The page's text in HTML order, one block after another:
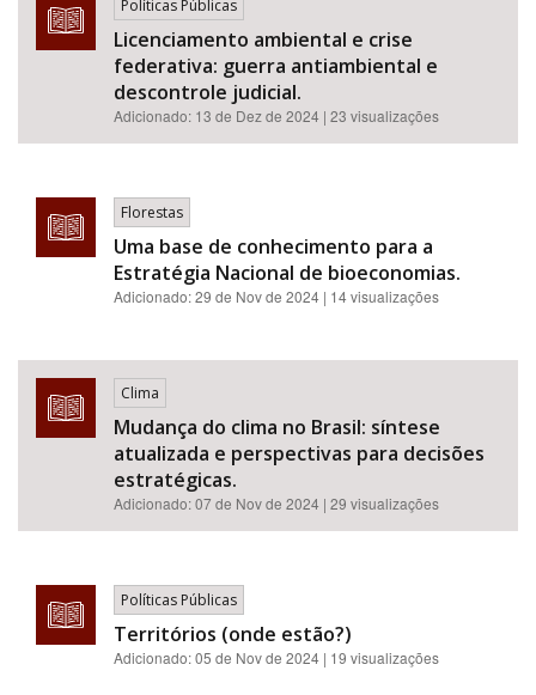
Políticas Públicas
Licenciamento ambiental e crise
federativa: guerra antiambiental e
descontrole judicial.
Adicionado: 13 de Dez de 2024 | 23 visualizações
Florestas
Uma base de conhecimento para a
Estratégia Nacional de bioeconomias.
Adicionado:29 de Nov de 2024 | 14 visualizações
Clima
Mudança do clima no Brasil: síntese
atualizada e perspectivas para decisões
estratégicas.
Adicionado:07 de Nov de 2024 | 29 visualizações
Políticas Públicas
Territórios (onde estão?)
Adicionado:05 de Nov de 2024 | 19 visualizações